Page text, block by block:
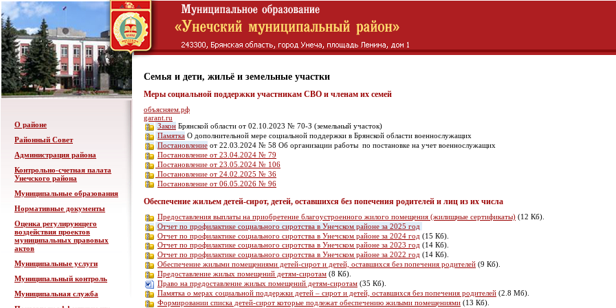
О районе
Районный Совет
Администрация района
Контрольно-счетная палата
Унечского района
Муниципальные образования
Нормативные документы
Оценка регулирующего
воздействия проектов
муниципальных правовых
актов
Муниципальные услуги
Муниципальный контроль
Муниципальная служба
Семья и дети, жильё и земельные участки
Меры социальной поддержки участникам СВО и членам их семей
объясняем.рф
garant.ru
Закон Брянской области от 02.10.2023 № 70-З (земельный участок)
Памятка О дополнительной мере социальной поддержки в Брянской области военнослужащих
Постановление от 22.03.2024 № 58 Об организации работы по постановке на учет военнослужащих
Постановление от 23.04.2024 № 79
Постановление от 23.05.2024 № 106
Постановление от 24.02.2025 № 36
Постановление от 06.05.2026 № 96
Обеспечение жильем детей-сирот, детей, оставшихся без попечения родителей и лиц из их числа
Предоставления выплаты на приобретение благоустроенного жилого помещения (жилищные сертификаты) (12 Кб).
Отчет по профилактике социального сиротства в Унечском районе за 2025 год
Отчет по профилактике социального сиротства в Унечском районе за 2024 год (15 Кб).
Отчет по профилактике социального сиротства в Унечском районе за 2023 год (14 Кб).
Отчет по профилактике социального сиротства в Унечском районе за 2022 год (14 Кб).
Обеспечение жилыми помещениями детей-сирот и детей, оставшихся без попечения родителей (9 Кб).
Предоставление жилых помещений детям-сиротам (8 Кб).
Право на предоставление жилых помещений детям-сиротам (35 Кб).
Памятка о мерах социальной поддержки детей – сирот и детей, оставшихся без попечения родителей (2.8 Мб).
Формировании списка детей-сирот которые подлежат обеспечению жилыми помещениями (13 Кб).